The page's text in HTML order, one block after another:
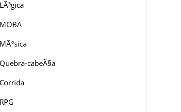
LÃ³gica
MOBA
MÃºsica
Quebra-cabeÃ§a
Corrida
RPG